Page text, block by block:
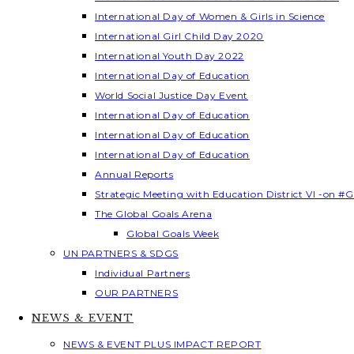
International Day of Women & Girls in Science
International Girl Child Day 2020
International Youth Day 2022
International Day of Education
World Social Justice Day Event
International Day of Education
International Day of Education
International Day of Education
Annual Reports
Strategic Meeting with Education District VI -on
The Global Goals Arena
Global Goals Week
UN PARTNERS & SDGS
Individual Partners
OUR PARTNERS
NEWS & EVENT
NEWS & EVENT PLUS IMPACT REPORT